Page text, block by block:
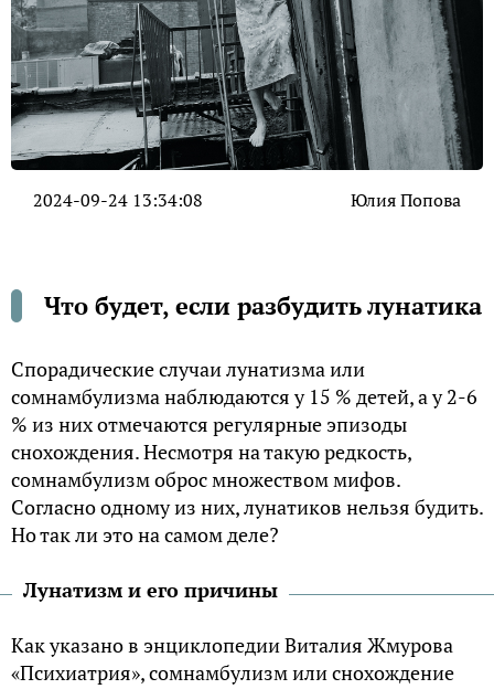
2024-09-24 13:34:08 Юлия Попова
Что будет, если разбудить лунатика
Спорадические случаи лунатизма или
сомнамбулизма наблюдаются у 15 % детей, а у 2-6
% из них отмечаются регулярные эпизоды
снохождения. Несмотря на такую редкость,
сомнамбулизм оброс множеством мифов.
Согласно одному из них, лунатиков нельзя будить.
Но так ли это на самом деле?
Лунатизм и его причины
Как указано в энциклопедии Виталия Жмурова
«Психиатрия», сомнамбулизм или снохождение